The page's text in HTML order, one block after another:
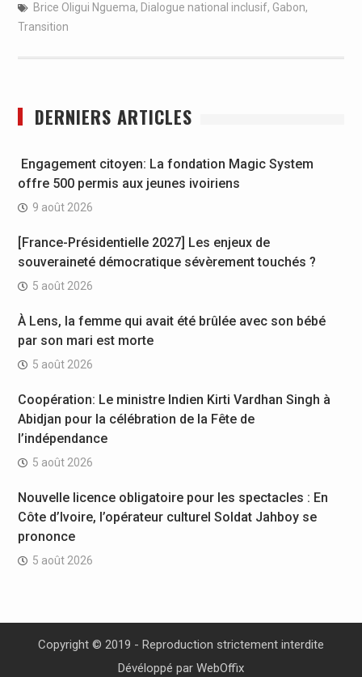
Brice Oligui Nguema, Dialogue national inclusif, Gabon,
Transition
DERNIERS ARTICLES
Engagement citoyen: La fondation Magic System
offre 500 permis aux jeunes ivoiriens
9 août 2026
[France-Présidentielle 2027] Les enjeux de
souveraineté démocratique sévèrement touchés ?
5 août 2026
À Lens, la femme qui avait été brûlée avec son bébé
par son mari est morte
5 août 2026
Coopération: Le ministre Indien Kirti Vardhan Singh à
Abidjan pour la célébration de la Fête de
l’indépendance
5 août 2026
Nouvelle licence obligatoire pour les spectacles : En
Côte d’Ivoire, l’opérateur culturel Soldat Jahboy se
prononce
5 août 2026
Copyright © 2019 - Reproduction strictement interdite
Dévéloppé par WebOffix